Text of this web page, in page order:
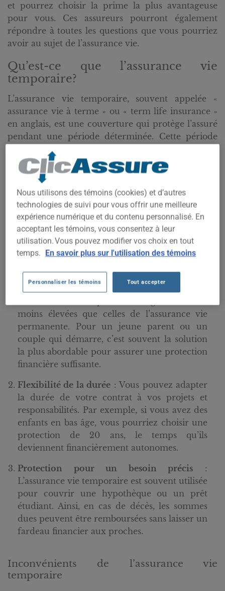
et pourrez choisir la prime la plus avantageuse
pour vous. Ces assureurs pourront également
répondre à toutes les questions que vous pourriez
avoir au sujet de l’assurance vie.
Qu’est-ce que l’assurance vie
temporaire?
L’assurance vie temporaire, souvent appelée «
assurance vie à terme » ou « term life insurance »
en anglais, est une couverture qui protège l’assuré
pendant une période déterminée. Cette période
peut varier en fonction du contrat, mais on
retrouve généralement des durées de 10, 20 ou 30
ans. Si l’assuré décède pendant la période couverte
par le contrat, le capital assuré est versé aux
bénéficiaires. Cependant, une fois le terme écoulé,
si l’assuré est encore en vie, la protection prend fin
ou doit être renouvelée, souvent à un coût plus
élevé.
Avantages de l’assurance vie temporaire
Coût initial plus bas
moins élevées que celles de l’assurance vie
permanente. Pour un jeune parent ou un
couple qui démarre, c’est souvent la solution
la plus abordable pour assurer une protection
financière suffisante.
Flexibilité de la durée : Vous pouvez adapter
la durée de votre contrat à vos projets et
responsabilités. Par exemple, si vous avez des
enfants en bas âge, vous pourriez choisir une
protection de 20 ans, le temps qu’ils
deviennent financièrement autonomes.
Protection pour un besoin précis :
L’assurance vie temporaire est souvent utilisée
pour couvrir une hypothèque ou un prêt
étudiant. Ainsi, en cas de décès, les sommes
dues peuvent être remboursées sans laisser un
fardeau financier aux proches.
Inconvénients de l’assurance vie
temporaire
Nous utilisons des témoins (cookies) et d’autres
technologies de suivi pour vous offrir une meilleure
expérience numérique et du contenu personnalisé. En
acceptant les témoins, vous consentez à leur
utilisation. Vous pouvez modifier vos choix en tout
temps. En savoir plus sur l'utilisation des témoins
Personnaliser les témoins Tout accepter